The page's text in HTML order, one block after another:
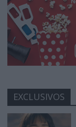
EXCLUSIVOS